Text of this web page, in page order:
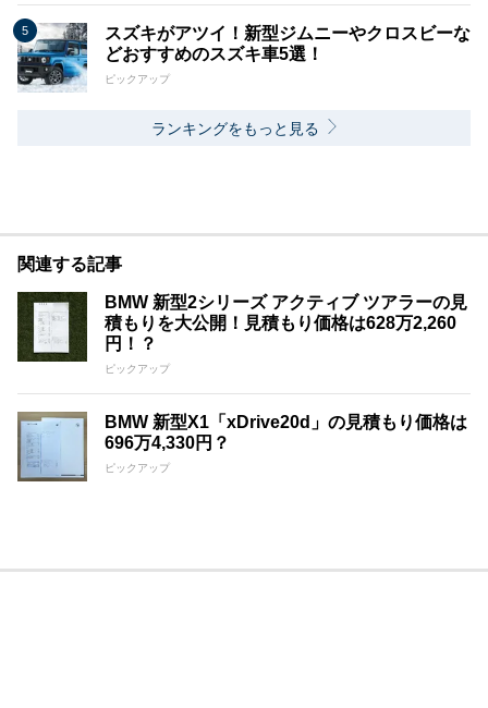
スズキがアツイ！新型ジムニーやクロスビーな
どおすすめのスズキ車5選！
ピックアップ
ランキングをもっと見る
関連する記事
BMW 新型2シリーズ アクティブ ツアラーの見
積もりを大公開！見積もり価格は628万2,260
円！？
ピックアップ
BMW 新型X1「xDrive20d」の見積もり価格は
696万4,330円？
ピックアップ